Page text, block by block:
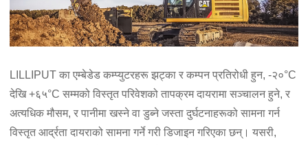
LILLIPUT का एम्बेडेड कम्प्युटरहरू झट्का र कम्पन प्रतिरोधी हुन, -२०°C
देखि +६५°C सम्मको विस्तृत परिवेशको तापक्रम दायरामा सञ्चालन हुने, र
अत्यधिक मौसम, र पानीमा खस्ने वा डुब्ने जस्ता दुर्घटनाहरूको सामना गर्न
विस्तृत आर्द्रता दायराको सामना गर्ने गरी डिजाइन गरिएका छन्। यसरी,